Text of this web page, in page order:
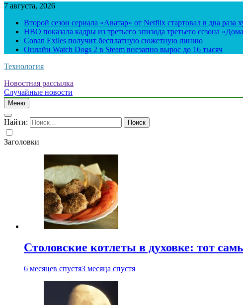
7 августа, 2026
Второй сезон сериала «Аватар» от Netflix стартовал в два раза
HBO показала кадры из третьего эпизода третьего сезона
Conan Exiles получит бесплатную сюжетную линию
Онлайн Watch Dogs 2 в Steam внезапно вырос до 16 тысяч
Технология
Новостная рассылка
Случайные новости
Меню
Найти:
Заголовки
Столовские котлеты в духовке: тот
6 месяцев спустя3 месяца спустя